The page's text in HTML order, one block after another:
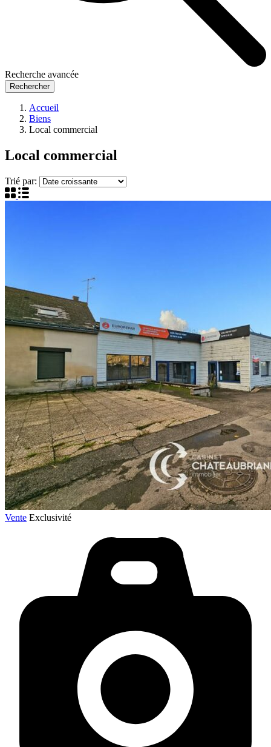
Recherche avancée
Rechercher
Accueil
Biens
Local commercial
Local commercial
Trié par:
Vente Exclusivité